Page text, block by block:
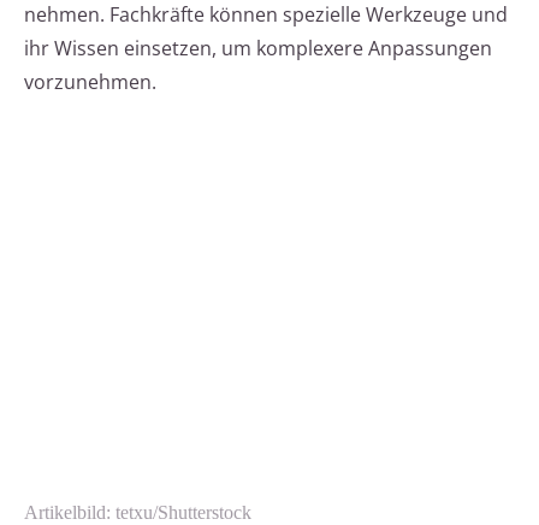
nehmen. Fachkräfte können spezielle Werkzeuge und
ihr Wissen einsetzen, um komplexere Anpassungen
vorzunehmen.
Artikelbild: tetxu/Shutterstock